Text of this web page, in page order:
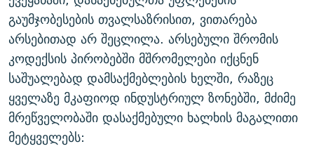
გაუმჯობესების თვალსაზრისით, ვითარება
არსებითად არ შეცლილა. არსებული შრომის
კოდექსის პირობებში მშრომელები იქცნენ
საშუალებად დამსაქმებლების ხელში, რაზეც
ყველაზე მკაფიოდ ინდუსტრიულ ზონებში, მძიმე
მრეწველობაში დასაქმებული ხალხის მაგალითი
მეტყველებს: